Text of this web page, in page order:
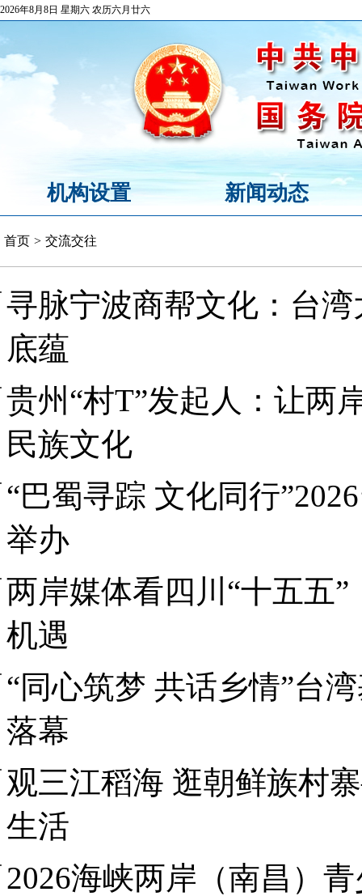
2026年8月8日 星期六 农历六月廿六
机构设置 新闻动态
首页 > 交流交往
寻脉宁波商帮文化：台
底蕴
贵州“村T”发起人：让两
民族文化
“巴蜀寻踪 文化同行
举办
两岸媒体看四川“十五五
机遇
“同心筑梦 共话乡情”台
落幕
观三江稻海 逛朝鲜族村
生活
2026海峡两岸（南昌）